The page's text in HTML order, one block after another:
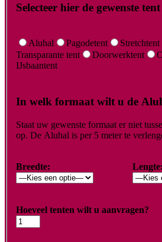
Selecteer hier de gewenste tent
Aluhal Pagodetent Stretchtent
Transparante tent
Doorwerktent
IJsbaantent
In welk formaat wilt u de
Staat uw gewenste formaat er niet
op. De Aluhal is per 5 meter te
Breedte: Lengte:
Hoeveel tenten wilt u aanvragen?